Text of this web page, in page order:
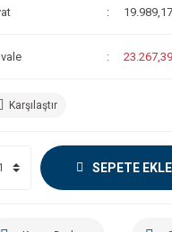
Karşılaştır
SEPETE EKLE